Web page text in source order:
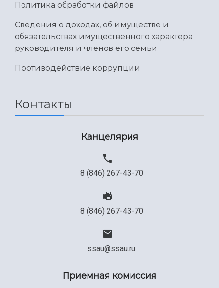
Политика обработки файлов
Сведения о доходах, об имуществе и
обязательствах имущественного характера
руководителя и членов его семьи
Противодействие коррупции
Контакты
Канцелярия
8 (846) 267-43-70
8 (846) 267-43-70
ssau@ssau.ru
Приемная комиссия